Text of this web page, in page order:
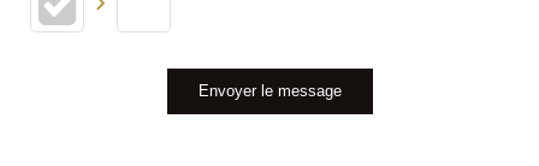
Envoyer le message